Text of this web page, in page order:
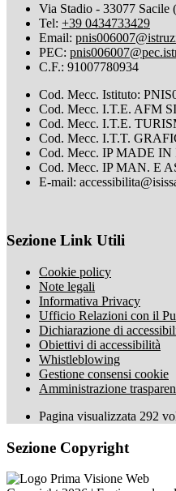
Via Stadio - 33077 Sacile
Tel: +39 0434733429
Email:
PEC:
C.F.: 91007780934
Cod. Mecc. Istituto:
Cod. Mecc. I.T.E. AFM
Cod. Mecc. I.T.E.
Cod. Mecc. I.T.T.
Cod. Mecc. IP MADE
Cod. Mecc. IP MAN. E
E-mail:
Sezione Link Utili
Cookie policy
Note legali
Informativa Privacy
Ufficio Relazioni con il
Dichiarazione di
Obiettivi di accessibilità
Whistleblowing
Gestione consensi cookie
Amministrazione
Pagina visualizzata 292
Sezione Copyright